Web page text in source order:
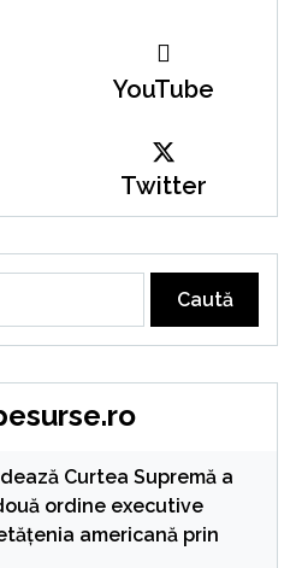
YouTube
Twitter
Curtea Supremă a
ordine executive
americană prin